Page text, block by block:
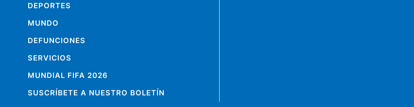
DEPORTES
MUNDO
DEFUNCIONES
SERVICIOS
MUNDIAL FIFA 2026
SUSCRÍBETE A NUESTRO BOLETÍN